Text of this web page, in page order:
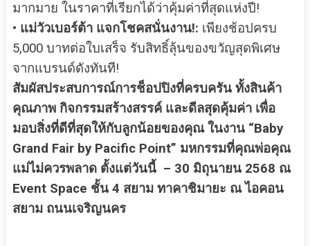
มากมาย ในราคาที่เรียกได้ว่าคุ้มค่าที่สุดแห่งปี!
• แม่วัวเบอร์ต้า แจกโชคสนั่นงาน!: เพียงช้อปครบ
5,000 บาทต่อใบเสร็จ รับสิทธิ์ลุ้นของขวัญสุดพิเศษ
จากแบรนด์ดังทันที!
สัมผัสประสบการณ์การช็อปปิงที่ครบครัน ทั้งสินค้า
คุณภาพ กิจกรรมสร้างสรรค์ และดีลสุดคุ้มค่า เพื่อ
มอบสิ่งที่ดีที่สุดให้กับลูกน้อยของคุณ ในงาน “Baby
Grand Fair by Pacific Point” มหกรรมที่คุณพ่อคุณ
แม่ไม่ควรพลาด ตั้งแต่วันนี้ – 30 มิถุนายน 2568 ณ
Event Space ชั้น 4 สยาม ทาคาชิมายะ ณ ไอคอน
สยาม ถนนเจริญนคร